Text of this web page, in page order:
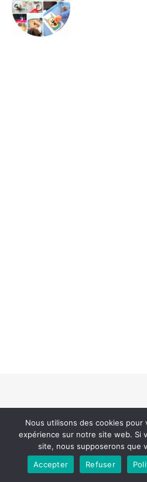
Nous utilisons des cookies pour
expérience sur notre site web. Si
site, nous supposerons que
Accepter
Refuser